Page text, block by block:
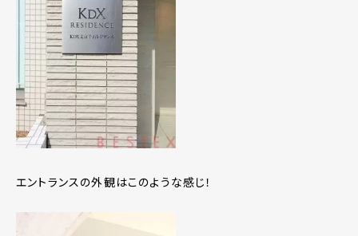
エントランスの外観はこのような感じ！